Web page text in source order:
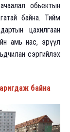
обьектын
байна. Тийм
цахилгаан
амь нас, эрүүл
сэргийлэх
байна